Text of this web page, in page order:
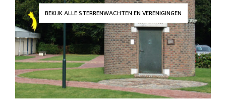
BEKIJK ALLE STERRENWACHTEN EN VERENIGINGEN